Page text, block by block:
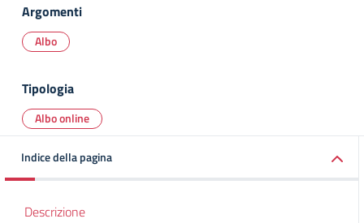
Argomenti
Albo
Tipologia
Albo online
Indice della pagina
Descrizione